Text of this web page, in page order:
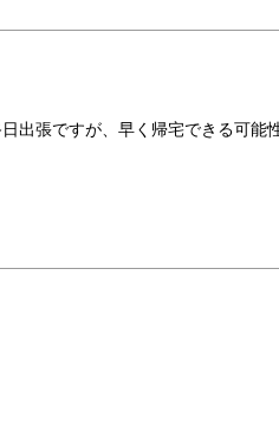
張ですが、早く帰宅できる可能